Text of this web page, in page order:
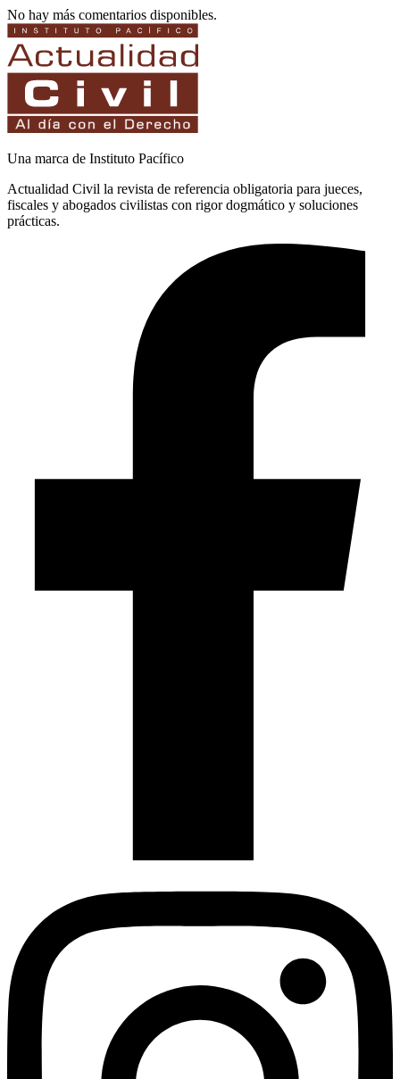
No hay más comentarios disponibles.
Una marca de Instituto Pacífico
Actualidad Civil la revista de referencia obligatoria para jueces,
fiscales y abogados civilistas con rigor dogmático y soluciones
prácticas.